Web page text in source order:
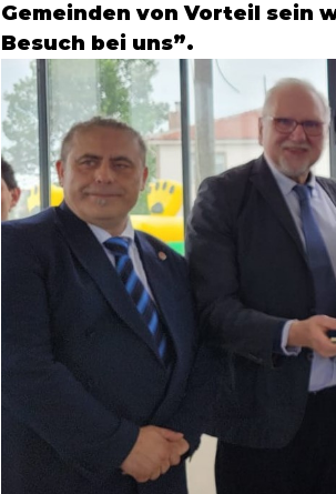
Gemeinden von Vorteil sein
Besuch bei uns”.